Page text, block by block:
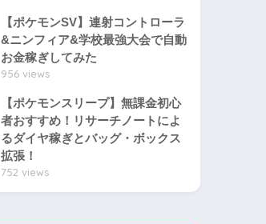
【ポケモンSV】連射コントローラ
&ニンフィア&学校最強大会で自動
お金稼ぎしてみた
956 views
【ポケモンスリープ】無課金初心
者おすすめ！リサーチノートによ
るダイヤ稼ぎとバッグ・ボックス
拡張！
752 views